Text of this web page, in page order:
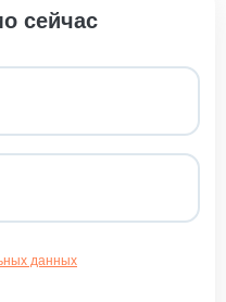
сейчас
данных